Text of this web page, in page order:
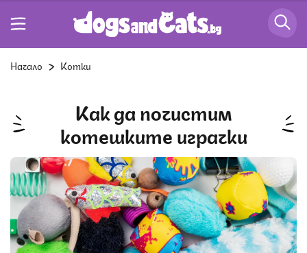
Начало Котки
Как да почистим
котешките играчки